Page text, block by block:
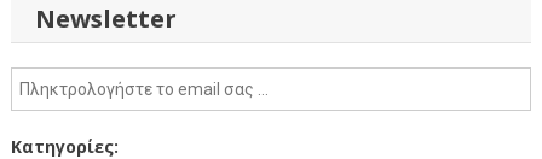
Newsletter
Κατηγορίες: